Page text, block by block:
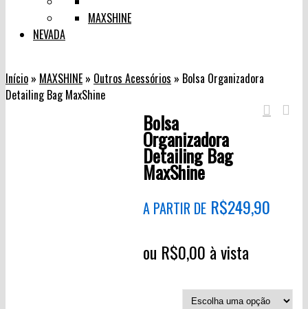
MAXSHINE
NEVADA
Início » MAXSHINE » Outros Acessórios » Bolsa Organizadora
Detailing Bag MaxShine
Bolsa
Organizadora
Detailing Bag
MaxShine
A PARTIR DE R$249,90
ou R$0,00 à vista